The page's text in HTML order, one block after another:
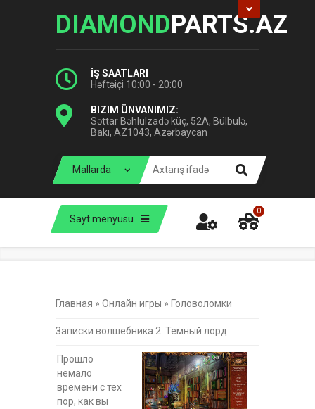
DIAMONDPARTS.AZ
İŞ SAATLARI
Həftəiçi 10:00 - 20:00
BIZIM ÜNVANIMIZ:
Səttar Bəhlulzadə küç, 52A, Bülbulə,
Bakı, AZ1043, Azərbaycan
Sayt menyusu
0
Главная » Онлайн игры » Головоломки
Записки волшебника 2. Темный лорд
Прошло
немало
времени с тех
пор, как вы